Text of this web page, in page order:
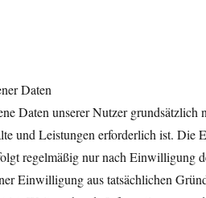
Daten
Daten unserer Nutzer
und Leistungen erforderlich ist. Die
regelmäßig nur nach Einwilligung
Einwilligung aus tatsächlichen